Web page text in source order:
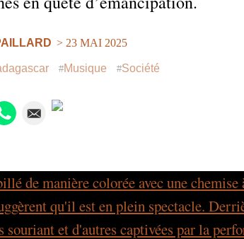
> 23 MAI 2025
Musique Société